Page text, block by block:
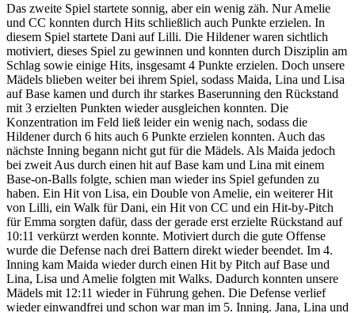
Das zweite Spiel startete sonnig, aber ein wenig zäh. Nur Amelie
und CC konnten durch Hits schließlich auch Punkte erzielen. In
diesem Spiel startete Dani auf Lilli. Die Hildener waren sichtlich
motiviert, dieses Spiel zu gewinnen und konnten durch Disziplin am
Schlag sowie einige Hits, insgesamt 4 Punkte erzielen. Doch unsere
Mädels blieben weiter bei ihrem Spiel, sodass Maida, Lina und Lisa
auf Base kamen und durch ihr starkes Baserunning den Rückstand
mit 3 erzielten Punkten wieder ausgleichen konnten. Die
Konzentration im Feld ließ leider ein wenig nach, sodass die
Hildener durch 6 hits auch 6 Punkte erzielen konnten. Auch das
nächste Inning begann nicht gut für die Mädels. Als Maida jedoch
bei zweit Aus durch einen hit auf Base kam und Lina mit einem
Base-on-Balls folgte, schien man wieder ins Spiel gefunden zu
haben. Ein Hit von Lisa, ein Double von Amelie, ein weiterer Hit
von Lilli, ein Walk für Dani, ein Hit von CC und ein Hit-by-Pitch
für Emma sorgten dafür, dass der gerade erst erzielte Rückstand auf
10:11 verkürzt werden konnte. Motiviert durch die gute Offense
wurde die Defense nach drei Battern direkt wieder beendet. Im 4.
Inning kam Maida wieder durch einen Hit by Pitch auf Base und
Lina, Lisa und Amelie folgten mit Walks. Dadurch konnten unsere
Mädels mit 12:11 wieder in Führung gehen. Die Defense verlief
wieder einwandfrei und schon war man im 5. Inning. Jana, Lina und